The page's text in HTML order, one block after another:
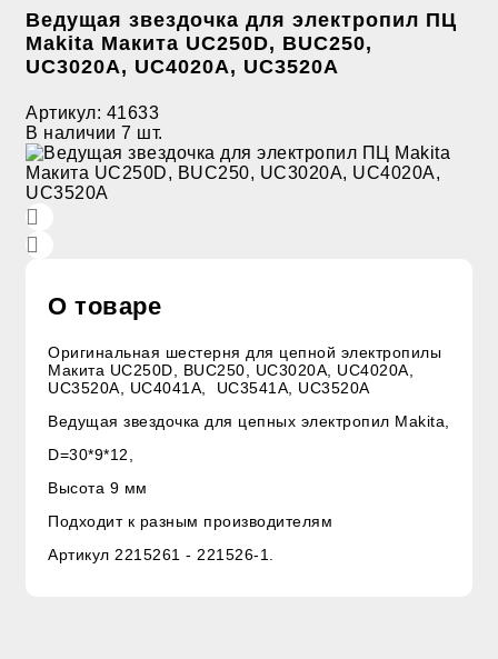
Ведущая звездочка для электропил ПЦ
Makita Макита UC250D, BUC250,
UC3020A, UC4020A, UC3520A
Артикул: 41633
В наличии 7 шт.
О товаре
Оригинальная шестерня для цепной электропилы
Макита UC250D, BUC250, UC3020A, UC4020A,
UC3520A, UC4041A, UC3541A, UC3520A
Ведущая звездочка для цепных электропил Makita,
D=30*9*12,
Высота 9 мм
Подходит к разным производителям
Артикул 2215261 - 221526-1.